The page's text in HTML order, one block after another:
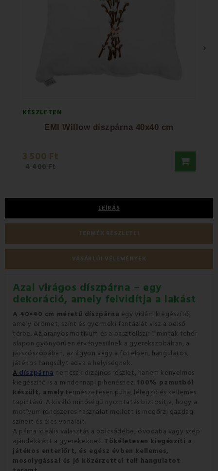
KÉSZLETEN
EMI Willow díszpárna 40x40 cm
3 500 Ft
4 400 Ft
›
LEÍRÁS
TERMÉK RÉSZLETEI
VÁSÁRLÓI VÉLEMÉNYEK
Azal virágos díszpárna – egy
dekoráció, amely felvidítja a lakást
A 40×40 cm méretű díszpárna egy vidám kiegészítő,
amely örömet, színt és gyermeki fantáziát visz a belső
térbe. Az aranyos motívum és a pasztellszínü minták fehér
alapon gyönyörűen érvényesülnek a gyerekszobában, a
játszószobában, az ágyon vagy a fotelben, hangulatos,
játékos hangsúlyt adva a helyiségnek.
A díszpárna nemcsak dizájnos részlet, hanem kényelmes
kiegészítő is a mindennapi pihenéshez. 100% pamutból
készült, amely természetesen puha, lélegző és kellemes
tapintású. A kiváló minőségű nyomtatás biztosítja, hogy a
motívum rendszeres használat mellett is megőrzi gazdag
színeit és éles vonalait.
A párna ideális választás a bölcsődébe, óvodába vagy szép
ajándékként a gyerekeknek. Tökéletesen kiegészíti a
játékos enteriőrt, és egész évben kellemes,
mosolygással és jó közérzettel teli hangulatot